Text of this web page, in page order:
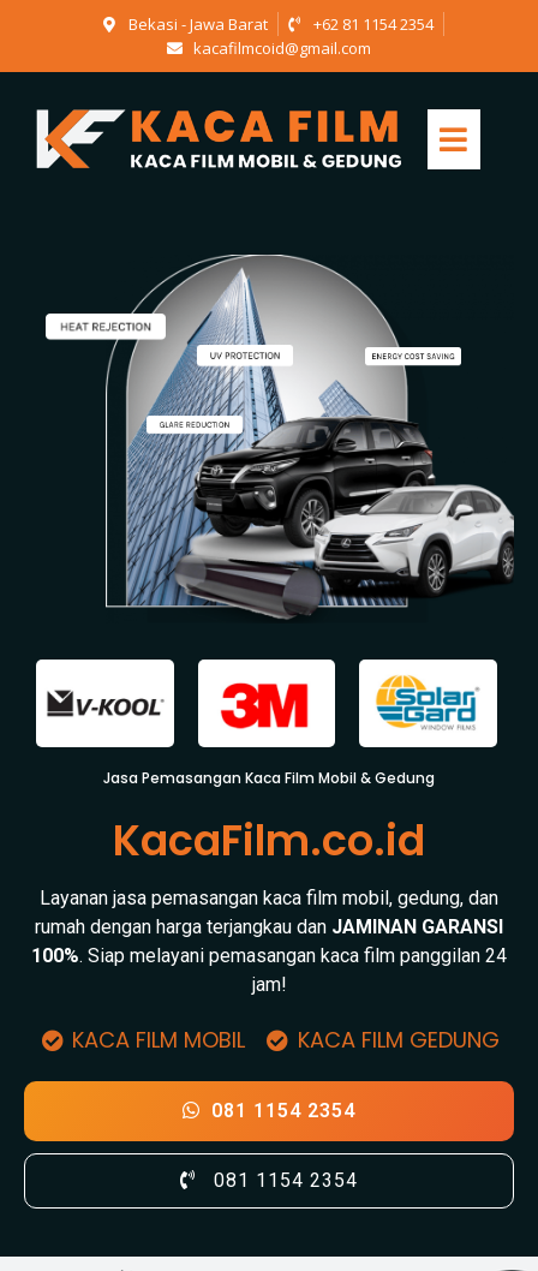
Bekasi - Jawa Barat
+62 81 1154 2354
kacafilmcoid@gmail.com
Jasa Pemasangan Kaca Film Mobil & Gedung
KacaFilm.co.id
Layanan jasa pemasangan kaca film mobil, gedung, dan
rumah dengan harga terjangkau dan JAMINAN GARANSI
100%. Siap melayani pemasangan kaca film panggilan 24
jam!
KACA FILM MOBIL KACA FILM GEDUNG
081 1154 2354
081 1154 2354